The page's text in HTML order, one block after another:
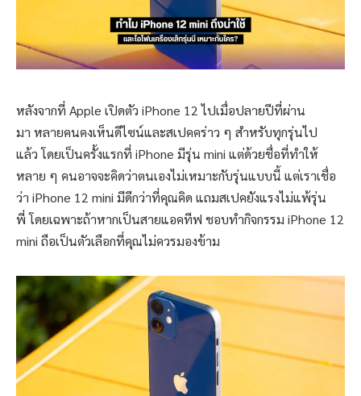
หลังจากที่ Apple เปิดตัว iPhone 12 ไปเมื่อปลายปีที่ผ่าน
มา หลายคนคงเห็นดีไซน์และสเปคคร่าว ๆ สำหรับทุกรุ่นไป
แล้ว โดยเป็นครั้งแรกที่ iPhone มีรุ่น mini แต่ด้วยชื่อที่ทำให้
หลาย ๆ คนอาจจะคิดว่าตนเองไม่เหมาะกับรุ่นแบบนี้ แต่เราเชื่อ
ว่า iPhone 12 mini มีดีกว่าที่คุณคิด แถมสเปคยังแรงไม่แพ้รุ่น
พี่ โดยเฉพาะถ้าหากเป็นสายแอคทีฟ ชอบทำกิจกรรม iPhone 12
mini ถือเป็นตัวเลือกที่คุณไม่ควรมองข้าม